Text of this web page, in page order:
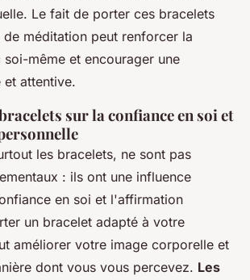
Le fait de porter ces bracelets
de méditation peut renforcer la
même et encourager une
et attentive.
sur la confiance en soi et
les bracelets, ne sont pas
: ils ont une influence
en soi et l'affirmation
un bracelet adapté à votre
améliorer votre image corporelle et
dont vous vous percevez. Les